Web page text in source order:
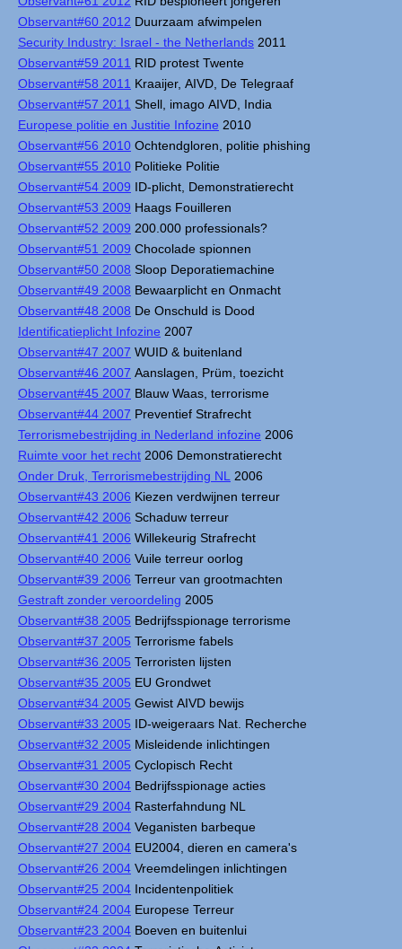
Observant#60 2012 Duurzaam afwimpelen
Security Industry: Israel - the Netherlands 2011
Observant#59 2011 RID protest Twente
Observant#58 2011 Kraaijer, AIVD, De Telegraaf
Observant#57 2011 Shell, imago AIVD, India
Europese politie en Justitie Infozine 2010
Observant#56 2010 Ochtendgloren, politie phishing
Observant#55 2010 Politieke Politie
Observant#54 2009 ID-plicht, Demonstratierecht
Observant#53 2009 Haags Fouilleren
Observant#52 2009 200.000 professionals?
Observant#51 2009 Chocolade spionnen
Observant#50 2008 Sloop Deporatiemachine
Observant#49 2008 Bewaarplicht en Onmacht
Observant#48 2008 De Onschuld is Dood
Identificatieplicht Infozine 2007
Observant#47 2007 WUID & buitenland
Observant#46 2007 Aanslagen, Prüm, toezicht
Observant#45 2007 Blauw Waas, terrorisme
Observant#44 2007 Preventief Strafrecht
Terrorismebestrijding in Nederland infozine 2006
Ruimte voor het recht 2006 Demonstratierecht
Onder Druk, Terrorismebestrijding NL
2006
Observant#43 2006 Kiezen verdwijnen terreur
Observant#42 2006 Schaduw terreur
Observant#41 2006 Willekeurig Strafrecht
Observant#40 2006 Vuile terreur oorlog
Observant#39 2006 Terreur van grootmachten
Gestraft zonder veroordeling 2005
Observant#38 2005 Bedrijfsspionage terrorisme
Observant#37 2005 Terrorisme fabels
Observant#36 2005 Terroristen lijsten
Observant#35 2005 EU Grondwet
Observant#34 2005 Gewist AIVD bewijs
Observant#33 2005 ID-weigeraars Nat. Recherche
Observant#32 2005 Misleidende inlichtingen
Observant#31 2005 Cyclopisch Recht
Observant#30 2004 Bedrijfsspionage acties
Observant#29 2004 Rasterfahndung NL
Observant#28 2004 Veganisten barbeque
Observant#27 2004 EU2004, dieren en camera's
Observant#26 2004 Vreemdelingen inlichtingen
Observant#25 2004 Incidentenpolitiek
Observant#24 2004 Europese Terreur
Observant#23 2004 Boeven en buitenlui